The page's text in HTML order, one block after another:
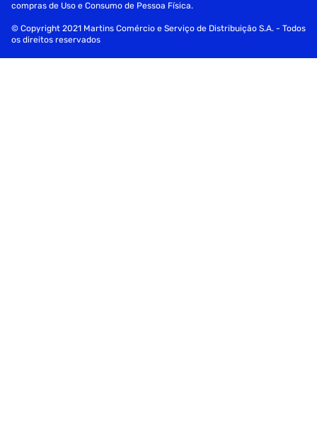
compras de Uso e Consumo de Pessoa Física.
© Copyright 2021 Martins Comércio e Serviço de Distribuição S.A. - Todos
os direitos reservados